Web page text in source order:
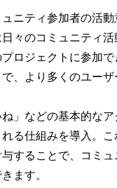
ュニティ参加者の活
々のコミュニティ
ロジェクトに参加
、より多くのユー
」などの基本的な
る仕組みを導入。
することで、コミ
ます。